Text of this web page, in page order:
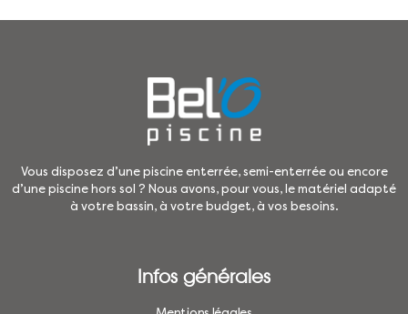
Vous disposez d’une piscine enterrée, semi-enterrée ou encore
d’une piscine hors sol ? Nous avons, pour vous, le matériel adapté
à votre bassin, à votre budget, à vos besoins.
Infos générales